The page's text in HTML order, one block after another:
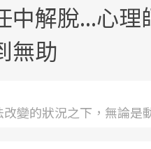
中解脫...心理
無助
變的狀況之下，無論是